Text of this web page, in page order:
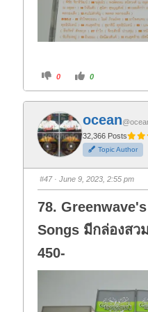
C
i
k
f
o
r
t
h
u
m
d
o
n
.
0
C
i
k
o
r
t
h
u
m
u
p
0
ocean
32,366 Posts
Topic Author
#47· June 9, 2023, 2:55 pm
78.
Songs มีกล่องส
450-